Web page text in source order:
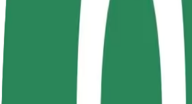
Tapkite vairuotoju (-
Užsidirbkite jums
Tapkite kurjeriu (-e)
Pristatinėkite maistą ir gaukite
savaitinius išmokėjimus